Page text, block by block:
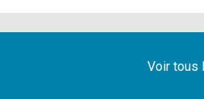
Voir tous